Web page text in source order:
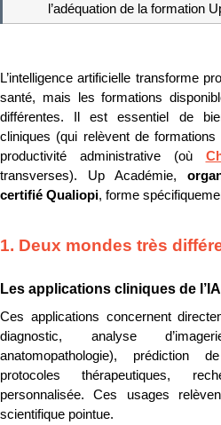
l’adéquation de la formation
L’intelligence artificielle transforme
santé, mais les formations
différentes. Il est essentiel de
cliniques (qui relèvent de
productivité administrative (où
transverses). Up Académie,
certifié Qualiopi, forme
1. Deux mondes très
Les applications cliniques de l’IA
Ces applications concernent
diagnostic, analyse
anatomopathologie), prédiction
protocoles thérapeutiques,
personnalisée. Ces usages
scientifique pointue.